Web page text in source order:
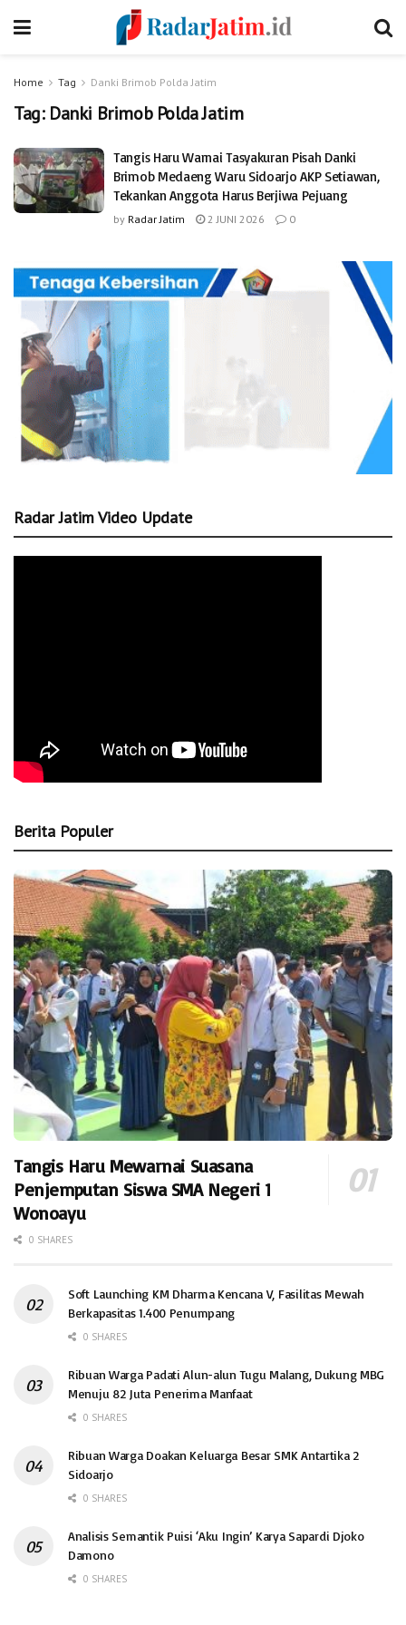
Home Tag Danki Brimob Polda Jatim
Tag: Danki Brimob Polda Jatim
Tangis Haru Warnai Tasyakuran Pisah Danki
Brimob Medaeng Waru Sidoarjo AKP Setiawan,
Tekankan Anggota Harus Berjiwa Pejuang
by Radar Jatim 2 JUNI 2026 0
Radar Jatim Video Update
Berita Populer
Tangis Haru Mewarnai Suasana
Penjemputan Siswa SMA Negeri 1
Wonoayu
0 SHARES
Soft Launching KM Dharma Kencana V, Fasilitas Mewah
Berkapasitas 1.400 Penumpang
0 SHARES
Ribuan Warga Padati Alun-alun Tugu Malang, Dukung MBG
Menuju 82 Juta Penerima Manfaat
0 SHARES
Ribuan Warga Doakan Keluarga Besar SMK Antartika 2
Sidoarjo
0 SHARES
Analisis Semantik Puisi ‘Aku Ingin’ Karya Sapardi Djoko
Damono
0 SHARES